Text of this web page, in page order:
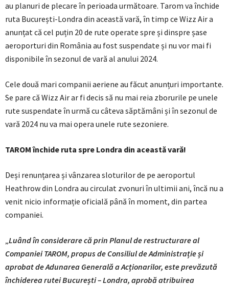
au planuri de plecare în perioada următoare. Tarom va închide
ruta București-Londra din această vară, în timp ce Wizz Air a
anunțat că cel puțin 20 de rute operate spre și dinspre șase
aeroporturi din România au fost suspendate și nu vor mai fi
disponibile în sezonul de vară al anului 2024.
Cele două mari companii aeriene au făcut anunțuri importante.
Se pare că Wizz Air ar fi decis să nu mai reia zborurile pe unele
rute suspendate în urmă cu câteva săptămâni și în sezonul de
vară 2024 nu va mai opera unele rute sezoniere.
TAROM închide ruta spre Londra din această vară!
Deși renunțarea și vânzarea sloturilor de pe aeroportul
Heathrow din Londra au circulat zvonuri în ultimii ani, încă nu a
venit nicio informație oficială până în moment, din partea
companiei.
„Luând în considerare că prin Planul de restructurare al
Companiei TAROM, propus de Consiliul de Administrație și
aprobat de Adunarea Generală a Acționarilor, este prevăzută
închiderea rutei București – Londra, aprobă atribuirea